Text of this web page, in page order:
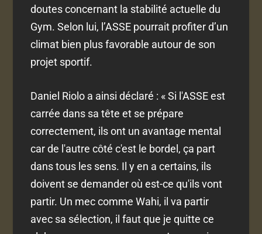
doutes concernant la stabilité actuelle du
Gym. Selon lui, l’ASSE pourrait profiter d’un
climat bien plus favorable autour de son
projet sportif.
Daniel Riolo a ainsi déclaré : « Si l'ASSE est
carrée dans sa tête et se prépare
correctement, ils ont un avantage mental
car de l'autre côté c'est le bordel, ça part
dans tous les sens. Il y en a certains, ils
doivent se demander où est-ce qu'ils vont
partir. Un mec comme Wahi, il va partir
avec sa sélection, il faut que je quitte ce